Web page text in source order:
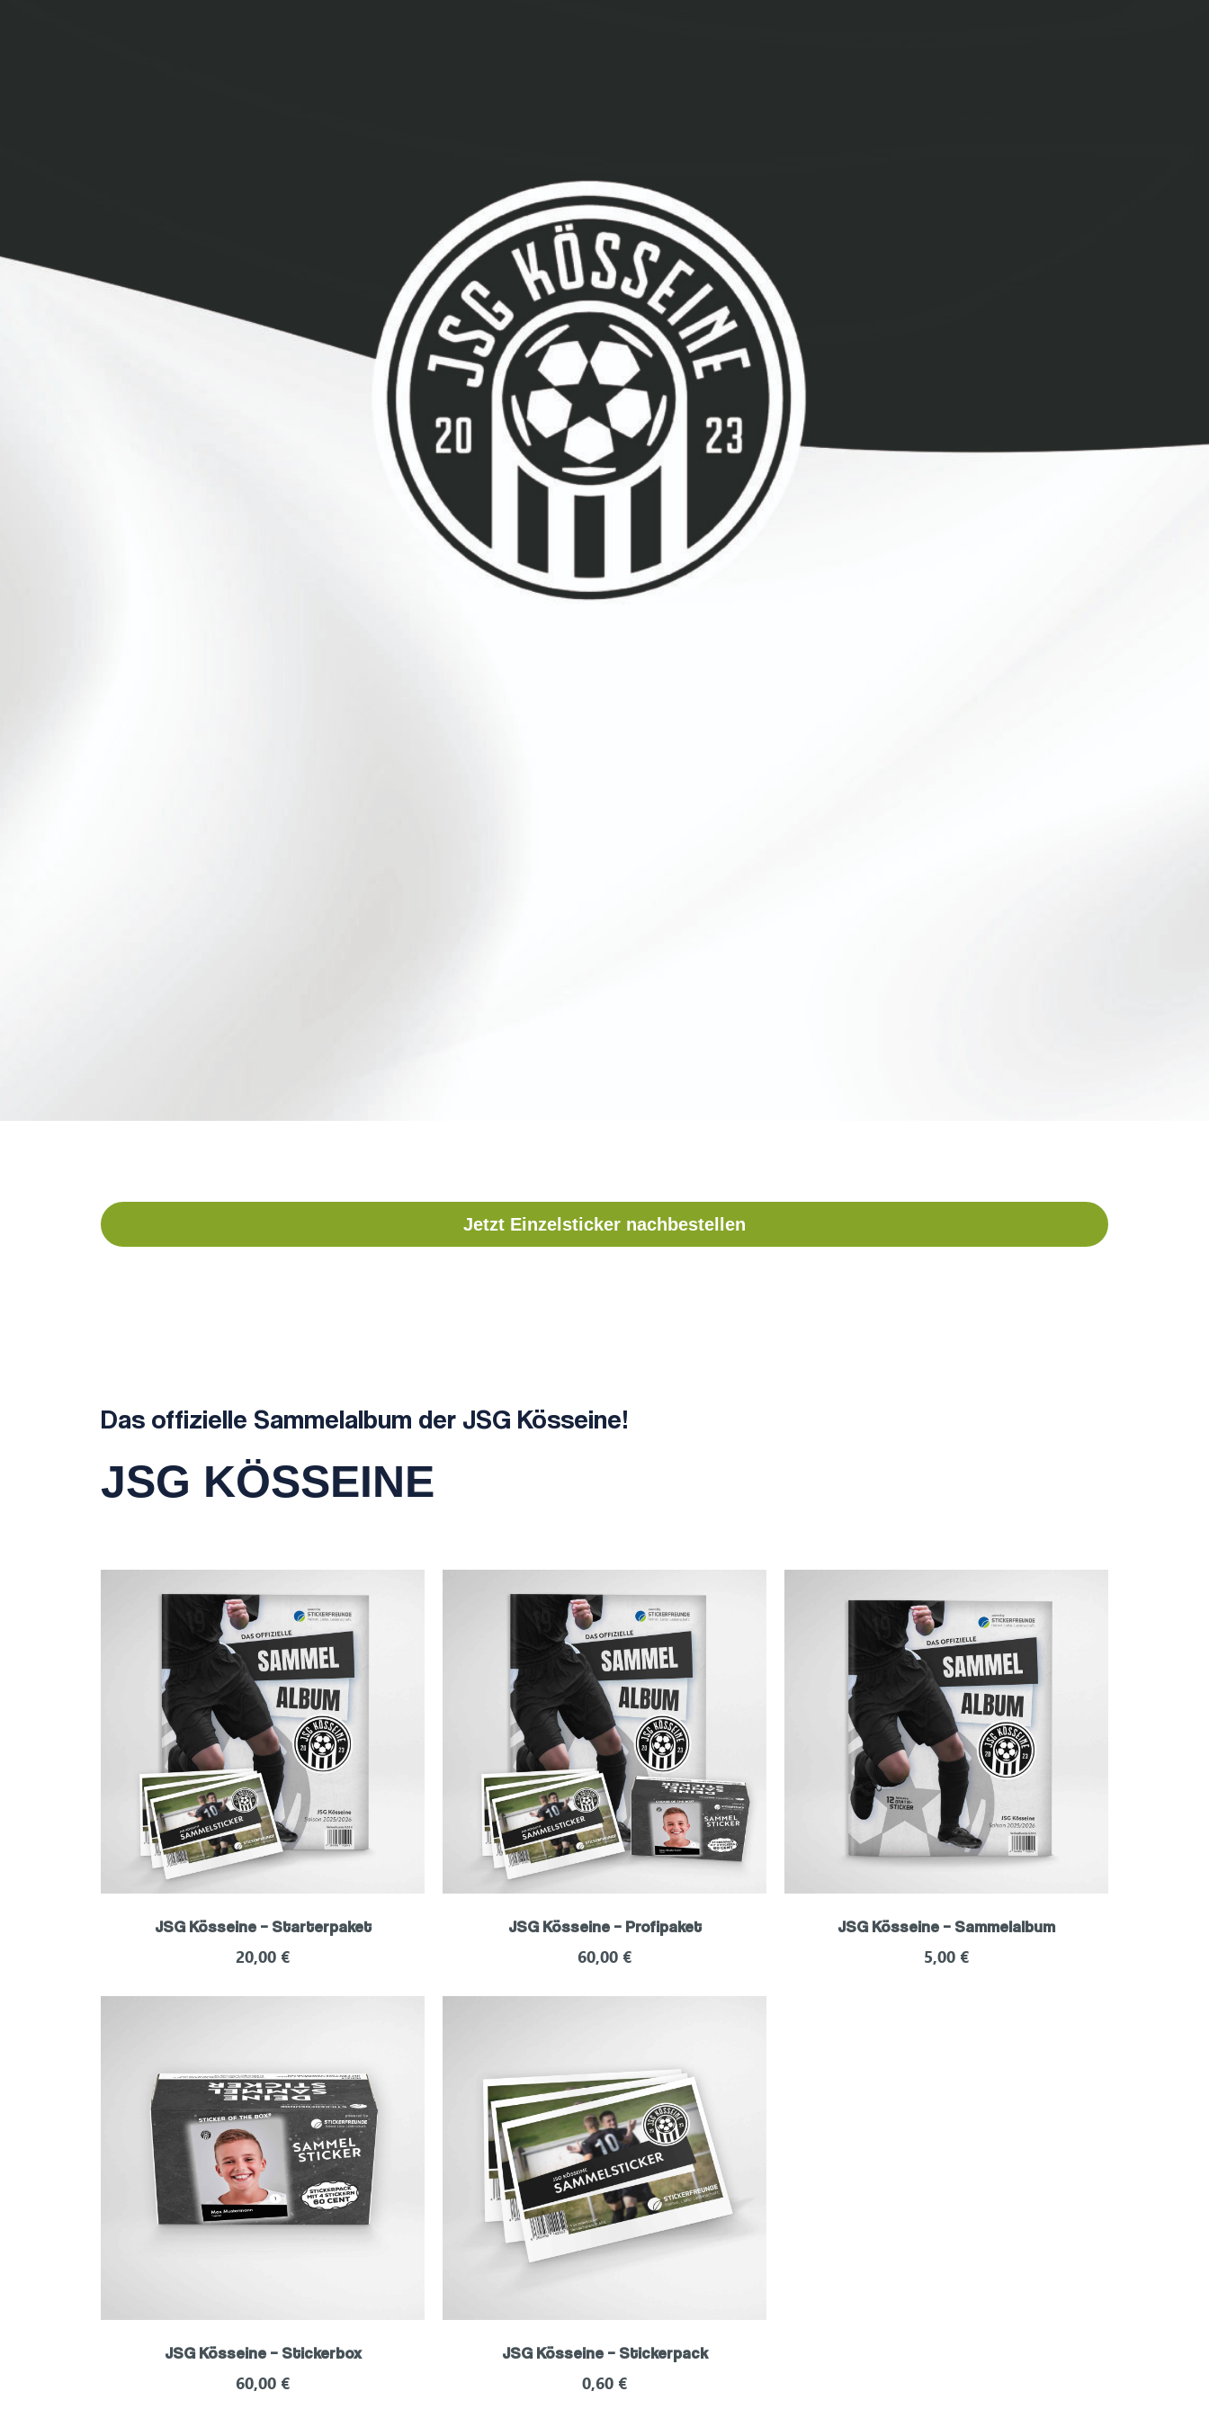
Jetzt Einzelsticker nachbestellen
Das offizielle Sammelalbum der JSG Kösseine!
JSG KÖSSEINE
JSG Kösseine – Starterpaket
20,00 €
JSG Kösseine – Profipaket
60,00 €
JSG Kösseine – Sammelalbum
5,00 €
JSG Kösseine – Stickerbox
60,00 €
JSG Kösseine – Stickerpack
0,60 €